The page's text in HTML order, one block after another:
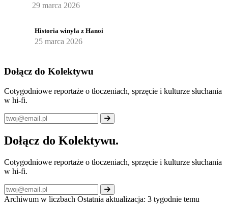
29 marca 2026
Historia winyla z Hanoi
25 marca 2026
Dołącz do Kolektywu
Cotygodniowe reportaże o tłoczeniach, sprzęcie i kulturze słuchania
w hi-fi.
Dołącz do Kolektywu.
Cotygodniowe reportaże o tłoczeniach, sprzęcie i kulturze słuchania
w hi-fi.
Archiwum w liczbach Ostatnia aktualizacja: 3 tygodnie temu